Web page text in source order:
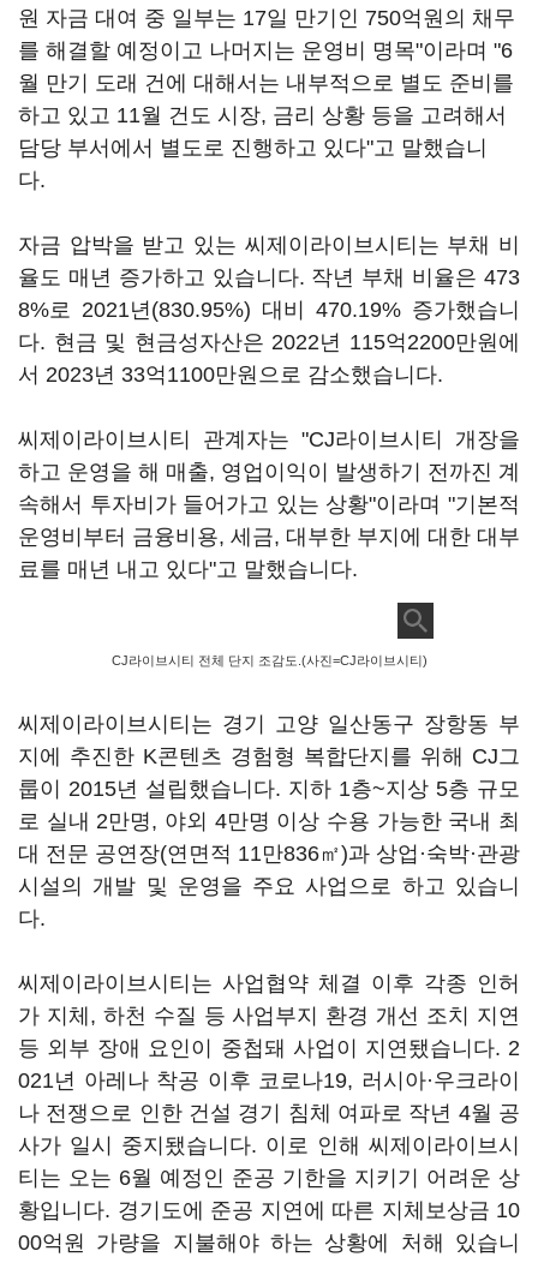
원 자금 대여 중 일부는 17일 만기인 750억원의 채무
를 해결할 예정이고 나머지는 운영비 명목"이라며 "6
월 만기 도래 건에 대해서는 내부적으로 별도 준비를
하고 있고 11월 건도 시장, 금리 상황 등을 고려해서
담당 부서에서 별도로 진행하고 있다"고 말했습니
다.
자금 압박을 받고 있는 씨제이라이브시티는 부채 비
율도 매년 증가하고 있습니다. 작년 부채 비율은 473
8%로 2021년(830.95%) 대비 470.19% 증가했습니
다. 현금 및 현금성자산은 2022년 115억2200만원에
서 2023년 33억1100만원으로 감소했습니다.
씨제이라이브시티 관계자는 "CJ라이브시티 개장을
하고 운영을 해 매출, 영업이익이 발생하기 전까진 계
속해서 투자비가 들어가고 있는 상황"이라며 "기본적
운영비부터 금융비용, 세금, 대부한 부지에 대한 대부
료를 매년 내고 있다"고 말했습니다.
CJ라이브시티 전체 단지 조감도.(사진=CJ라이브시티)
씨제이라이브시티는 경기 고양 일산동구 장항동 부
지에 추진한 K콘텐츠 경험형 복합단지를 위해 CJ그
룹이 2015년 설립했습니다. 지하 1층~지상 5층 규모
로 실내 2만명, 야외 4만명 이상 수용 가능한 국내 최
대 전문 공연장(연면적 11만836㎡)과 상업·숙박·관광
시설의 개발 및 운영을 주요 사업으로 하고 있습니
다.
씨제이라이브시티는 사업협약 체결 이후 각종 인허
가 지체, 하천 수질 등 사업부지 환경 개선 조치 지연
등 외부 장애 요인이 중첩돼 사업이 지연됐습니다. 2
021년 아레나 착공 이후 코로나19, 러시아·우크라이
나 전쟁으로 인한 건설 경기 침체 여파로 작년 4월 공
사가 일시 중지됐습니다. 이로 인해 씨제이라이브시
티는 오는 6월 예정인 준공 기한을 지키기 어려운 상
황입니다. 경기도에 준공 지연에 따른 지체보상금 10
00억원 가량을 지불해야 하는 상황에 처해 있습니